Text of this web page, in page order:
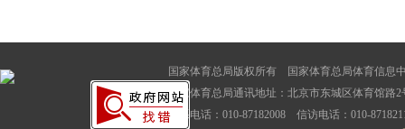
国家体育总局版权所有 国家体育总局体育信息
国家体育总局通讯地址：北京市东城区体育馆
联系电话：010-87182008 信访电话：010-